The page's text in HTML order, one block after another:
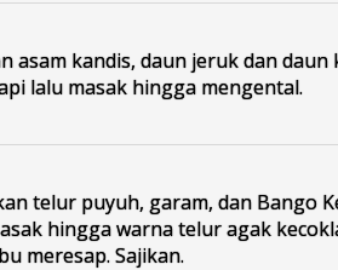
asam kandis, daun jeruk dan daun
lalu masak hingga mengental.
telur puyuh, garam, dan Bango
hingga warna telur agak
meresap. Sajikan.